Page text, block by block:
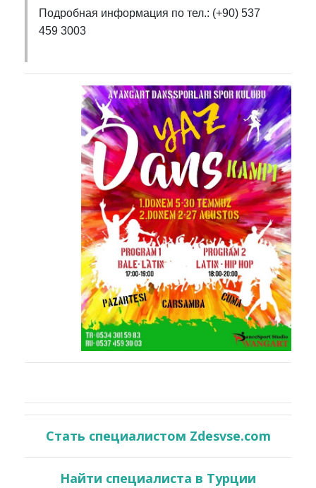
Подробная информация по тел.: (+90) 537
459 3003
Стать специалистом Zdesvse.com
Найти специалиста в Турции